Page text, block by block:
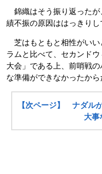
錦織はそう振り返ったが
績不振の原因ははっきりし
芝はもともと相性がいい
ラムと比べて、セカンド
大会」である上、前哨戦
な準備ができなかったから
【次ページ】 ナダル
大事